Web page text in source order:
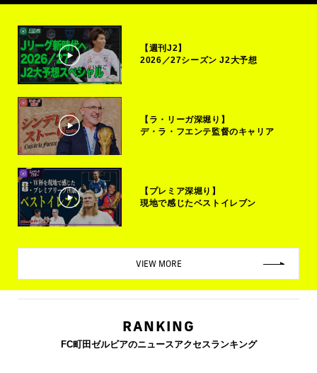
【週刊J2】
2026／27シーズン J2大予想
【ラ・リーガ深堀り】
デ・ラ・フエンテ監督のキャリア
【プレミア深堀り】
現地で感じたベストイレブン
VIEW MORE
RANKING
FC町田ゼルビアのニュースアクセスランキング